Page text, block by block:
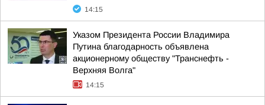
14:15
Указом Президента России Владимира
Путина благодарность объявлена
акционерному обществу "Транснефть -
Верхняя Волга"
14:15